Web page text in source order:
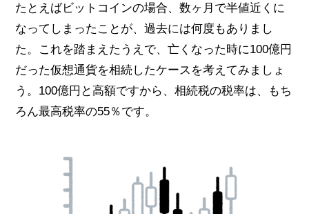
たとえばビットコインの場合、数ヶ月で半値近くに
なってしまったことが、過去には何度もありまし
た。これを踏まえたうえで、亡くなった時に100億円
だった仮想通貨を相続したケースを考えてみましょ
う。100億円と高額ですから、相続税の税率は、もち
ろん最高税率の55％です。